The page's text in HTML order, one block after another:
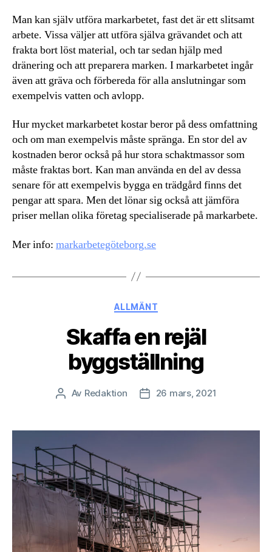
Man kan själv utföra markarbetet, fast det är ett slitsamt
arbete. Vissa väljer att utföra själva grävandet och att
frakta bort löst material, och tar sedan hjälp med
dränering och att preparera marken. I markarbetet ingår
även att gräva och förbereda för alla anslutningar som
exempelvis vatten och avlopp.
Hur mycket markarbetet kostar beror på dess omfattning
och om man exempelvis måste spränga. En stor del av
kostnaden beror också på hur stora schaktmassor som
måste fraktas bort. Kan man använda en del av dessa
senare för att exempelvis bygga en trädgård finns det
pengar att spara. Men det lönar sig också att jämföra
priser mellan olika företag specialiserade på markarbete.
Mer info: markarbetegöteborg.se
Kategorier
ALLMÄNT
Skaffa en rejäl
byggställning
Inläggsförfattare
Av Redaktion Inläggsdatum
26 mars, 2021